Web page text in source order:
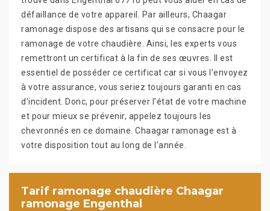
défaillance de votre appareil. Par ailleurs, Chaagar
ramonage dispose des artisans qui se consacre pour le
ramonage de votre chaudière. Ainsi, les experts vous
remettront un certificat à la fin de ses œuvres. Il est
essentiel de posséder ce certificat car si vous l’envoyez
à votre assurance, vous seriez toujours garanti en cas
d’incident. Donc, pour préserver l’état de votre machine
et pour mieux se prévenir, appelez toujours les
chevronnés en ce domaine. Chaagar ramonage est à
votre disposition tout au long de l’année.
Tarif ramonage chaudière Chaagar
ramonage Engenthal